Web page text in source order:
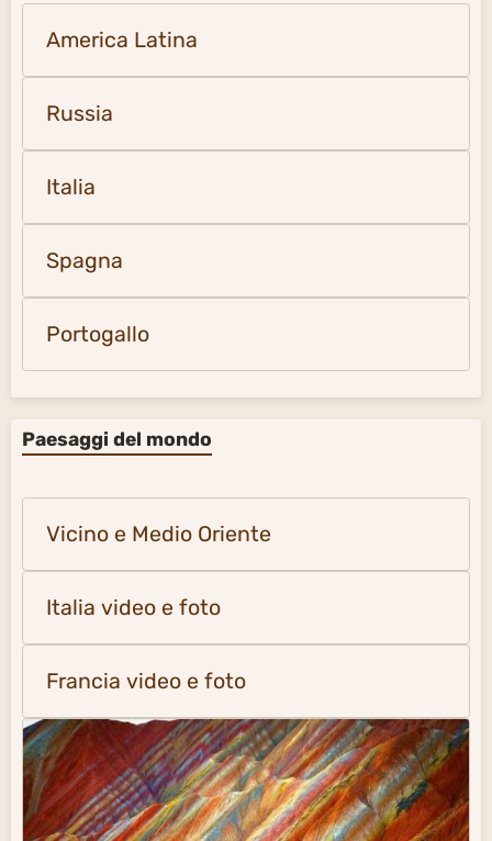
America Latina
Russia
Italia
Spagna
Portogallo
Paesaggi del mondo
Vicino e Medio Oriente
Italia video e foto
Francia video e foto